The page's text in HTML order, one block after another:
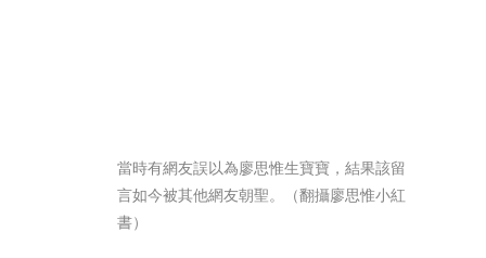
當時有網友誤以為廖思惟生寶寶，結果該留
言如今被其他網友朝聖。（翻攝廖思惟小紅
書）